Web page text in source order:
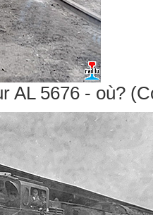
AL 5676 - où?